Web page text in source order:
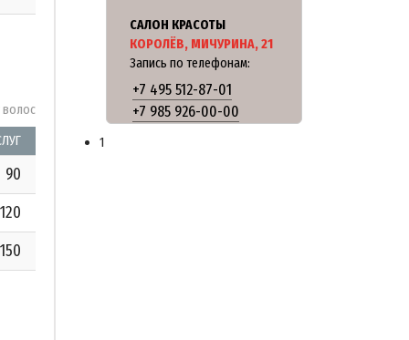
волос
90
120
150
САЛОН КРАСОТЫ
КОРОЛЁВ, МИЧУРИНА, 21
Запись по телефонам:
+7 495 512-87-01
+7 985 926-00-00
1